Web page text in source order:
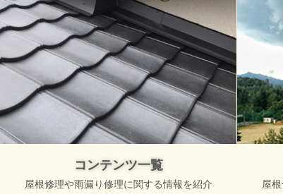
コンテンツ一覧
屋根修理や雨漏り修理に関する情報を紹介
屋